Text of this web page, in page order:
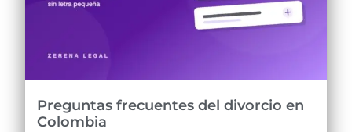
Preguntas frecuentes del divorcio en
Colombia